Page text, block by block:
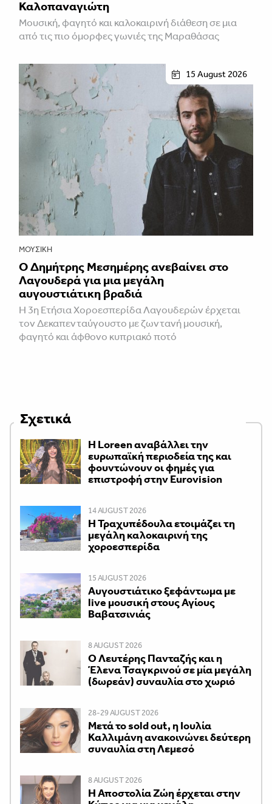
Καλοπαναγιώτη
Μουσική, φαγητό και καλοκαιρινή διάθεση σε μια
από τις πιο όμορφες γωνιές της Μαραθάσας
15 August 2026
ΜΟΥΣΙΚΉ
Ο Δημήτρης Μεσημέρης ανεβαίνει στο
Λαγουδερά για μια μεγάλη
αυγουστιάτικη βραδιά
Η 3η Ετήσια Χοροεσπερίδα Λαγουδερών έρχεται
τον Δεκαπενταύγουστο με ζωντανή μουσική,
φαγητό και άφθονο κυπριακό ποτό
Σχετικά
Η Loreen αναβάλλει την
ευρωπαϊκή περιοδεία της και
φουντώνουν οι φημές για
επιστροφή στην Eurovision
14 AUGUST 2026
Η Τραχυπέδουλα ετοιμάζει τη
μεγάλη καλοκαιρινή της
χοροεσπερίδα
15 AUGUST 2026
Αυγουστιάτικο ξεφάντωμα με
live μουσική στους Αγίους
Βαβατσινιάς
8 AUGUST 2026
Ο Λευτέρης Πανταζής και η
Έλενα Τσαγκρινού σε μία μεγάλη
(δωρεάν) συναυλία στο χωριό
28-29 AUGUST 2026
Μετά το sold out, η Ιουλία
Καλλιμάνη ανακοινώνει δεύτερη
συναυλία στη Λεμεσό
8 AUGUST 2026
Η Αποστολία Ζώη έρχεται στην